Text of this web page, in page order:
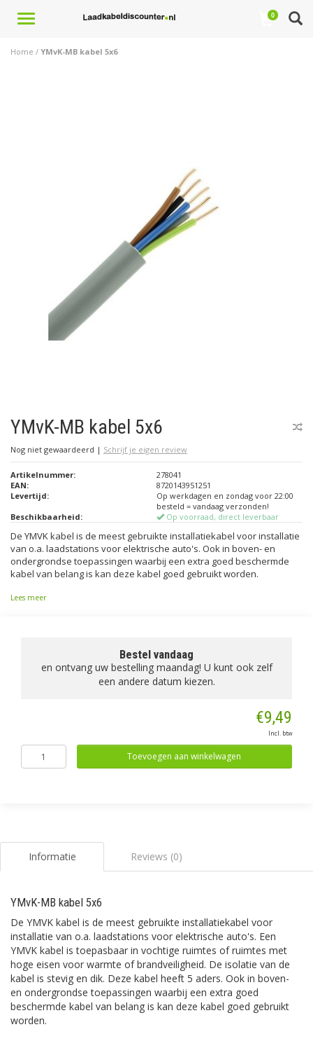
Toggle
0
Home / YMvK-MB kabel 5x6
YMvK-MB kabel 5x6
Nog niet gewaardeerd | Schrijf je eigen review
Artikelnummer:
278041
EAN:
8720143951251
Levertijd:
Op werkdagen en zondag voor 22:00
besteld = vandaag verzonden!
Beschikbaarheid:
Op voorraad, direct leverbaar
De YMVK kabel is de meest gebruikte installatiekabel voor installatie
van o.a. laadstations voor elektrische auto's. Ook in boven- en
ondergrondse toepassingen waarbij een extra goed beschermde
kabel van belang is kan deze kabel goed gebruikt worden.
Lees meer
Bestel vandaag
en ontvang uw bestelling maandag! U kunt ook zelf
een andere datum kiezen.
€9,49
Incl. btw
Toevoegen aan winkelwagen
Informatie Reviews (0)
YMvK-MB kabel 5x6
De YMVK kabel is de meest gebruikte installatiekabel voor
installatie van o.a. laadstations voor elektrische auto's. Een
YMVK kabel is toepasbaar in vochtige ruimtes of ruimtes met
hoge eisen voor warmte of brandveiligheid. De isolatie van de
kabel is stevig en dik. Deze kabel heeft 5 aders. Ook in boven-
en ondergrondse toepassingen waarbij een extra goed
beschermde kabel van belang is kan deze kabel goed gebruikt
worden.